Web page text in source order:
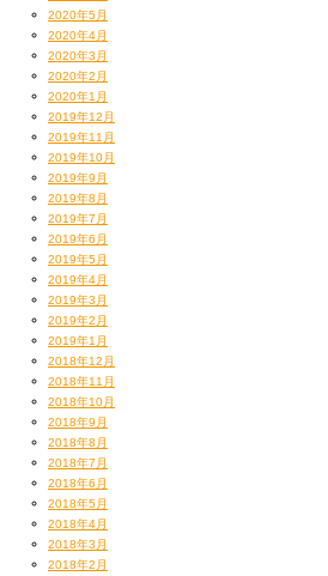
南通亀の町のスペインバル『カメバル』さんな
秋田梯子酒
おじさんとキッシュだよ！
わはははは！
ウケるでしょ？
にしてもここのバルはその辺のなんちゃってな
これ、「のれそれ」
なんだと思う？
なんと、
アナゴの稚魚だって！
元は高知県で食べられていたらしい、透明で淡
初めて食べたわー！幼きアナゴちゃんたち、成
2020年5月
2020年4月
2020年3月
2020年2月
2020年1月
2019年12月
2019年11月
2019年10月
2019年9月
2019年8月
2019年7月
2019年6月
2019年5月
2019年4月
2019年3月
2019年2月
2019年1月
2018年12月
2018年11月
2018年10月
2018年9月
2018年8月
2018年7月
2018年6月
2018年5月
2018年4月
2018年3月
2018年2月